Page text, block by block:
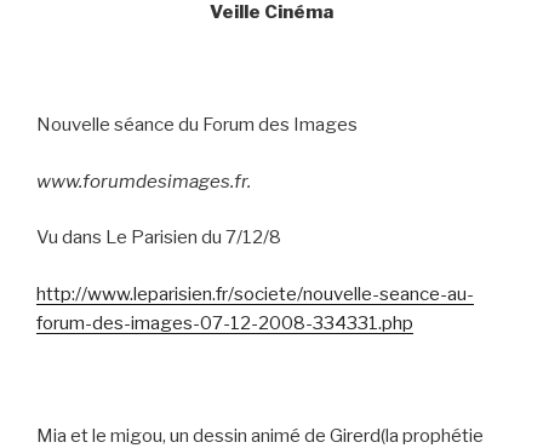
Veille Cinéma
Nouvelle séance du Forum des Images
www.forumdesimages.fr.
Vu dans Le Parisien du 7/12/8
http://www.leparisien.fr/societe/nouvelle-seance-au-
forum-des-images-07-12-2008-334331.php
Mia et le migou, un dessin animé de Girerd(la prophétie